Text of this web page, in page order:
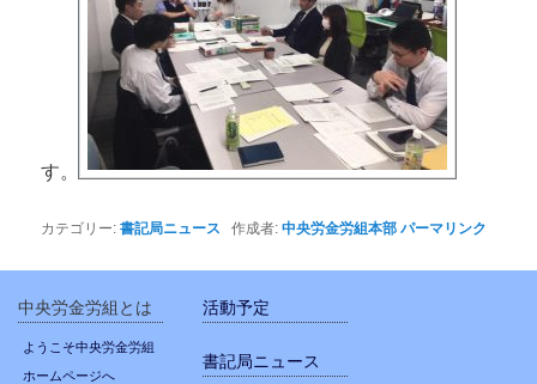
す。
カテゴリー:書記局ニュース 作成者:中央労金労組本部 パーマリンク
中央労金労組とは
ようこそ中央労金労組
ホームページへ
活動予定
書記局ニュース